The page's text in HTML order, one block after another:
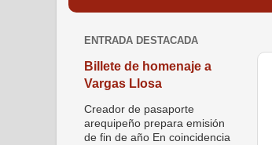
ENTRADA DESTACADA
Billete de homenaje a
Vargas Llosa
Creador de pasaporte
arequipeño prepara emisión
de fin de año En coincidencia